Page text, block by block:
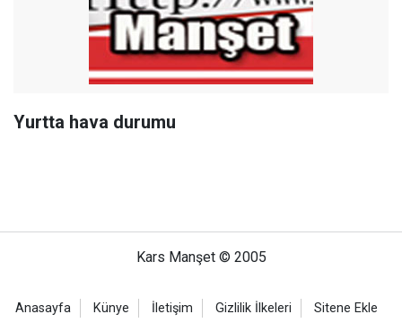
Yurtta hava durumu
Kars Manşet © 2005
Anasayfa Künye İletişim Gizlilik İlkeleri Sitene Ekle